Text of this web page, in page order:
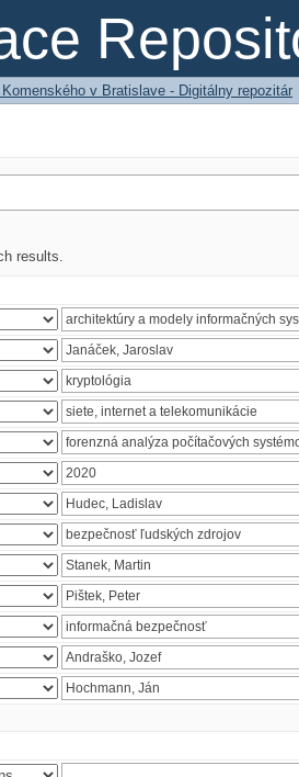
v Bratislave - Digitálny repozitár
results.